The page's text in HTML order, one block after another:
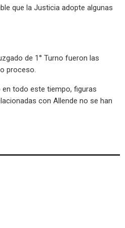
que la Justicia adopte algunas
de 1° Turno fueron las
proceso.
todo este tiempo, figuras
con Allende no se han